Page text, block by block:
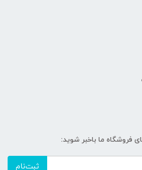
فروشگاه ما باخبر شوید:
ثبت‌نام